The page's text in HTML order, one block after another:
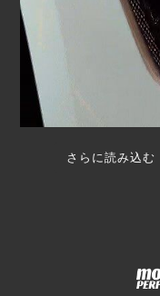
さらに読み込む